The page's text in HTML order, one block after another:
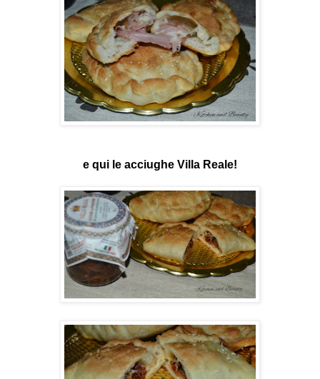
e qui le acciughe Villa Reale!